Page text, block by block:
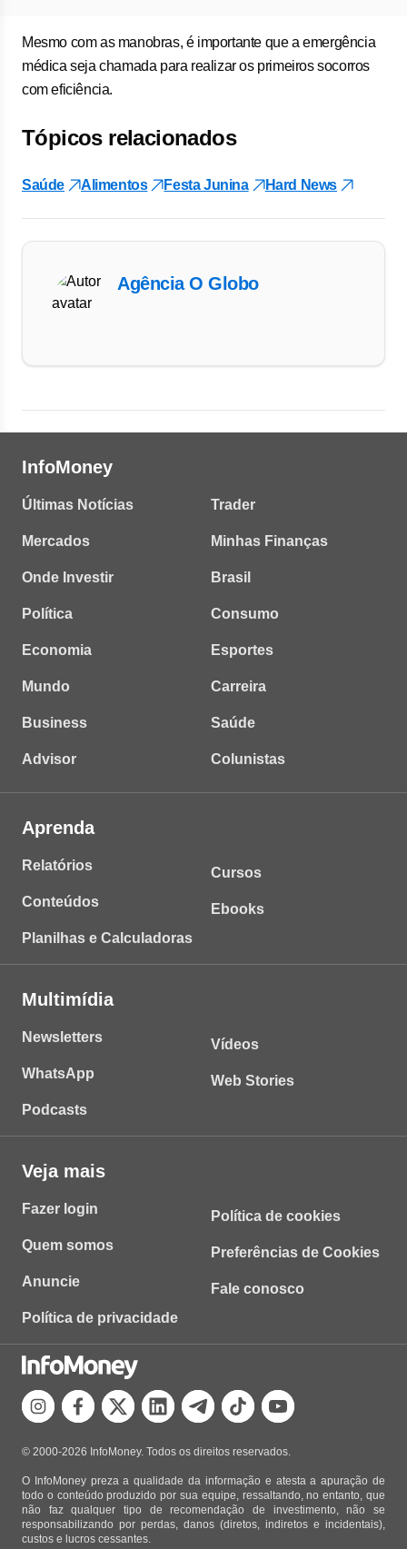
Mesmo com as manobras, é importante que a emergência
médica seja chamada para realizar os primeiros socorros
com eficiência.
Tópicos relacionados
Saúde Alimentos Festa Junina Hard News
Agência O Globo
InfoMoney
Últimas Notícias
Mercados
Onde Investir
Política
Economia
Mundo
Business
Advisor
Trader
Minhas Finanças
Brasil
Consumo
Esportes
Carreira
Saúde
Colunistas
Aprenda
Relatórios
Conteúdos
Planilhas e Calculadoras
Cursos
Ebooks
Multimídia
Newsletters
WhatsApp
Podcasts
Vídeos
Web Stories
Veja mais
Fazer login
Quem somos
Anuncie
Política de privacidade
Política de cookies
Preferências de Cookies
Fale conosco
© 2000-2026 InfoMoney. Todos os direitos reservados.
O InfoMoney preza a qualidade da informação e atesta a apuração de
todo o conteúdo produzido por sua equipe, ressaltando, no entanto, que
não faz qualquer tipo de recomendação de investimento, não se
responsabilizando por perdas, danos (diretos, indiretos e incidentais),
custos e lucros cessantes.